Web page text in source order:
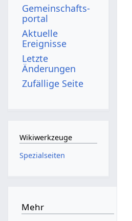
Gemeinschafts­
portal
Aktuelle
Ereignisse
Letzte
Änderungen
Zufällige Seite
Wikiwerkzeuge
Spezialseiten
Mehr